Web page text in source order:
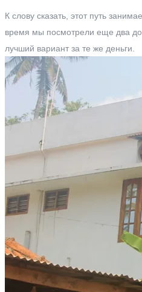
К слову сказать, этот путь
время мы посмотрели еще два
лучший вариант за те же деньги.